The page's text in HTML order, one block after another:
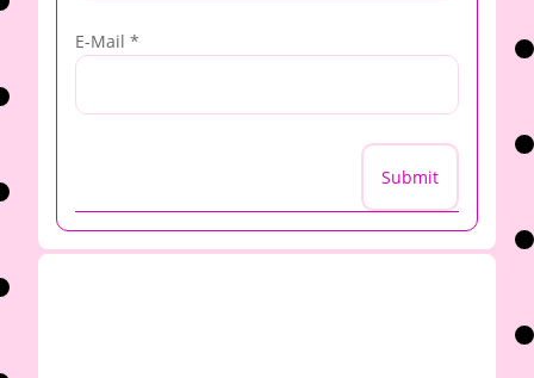
E-Mail *
Submit